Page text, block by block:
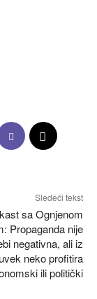
Sledeći tekst
sa Ognjenom
Propaganda nije
negativna, ali iz
neko profitira
ili politički